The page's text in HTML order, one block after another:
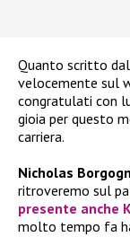
Quanto scritto
velocemente sul
congratulati con
gioia per questo
carriera.
Nicholas
ritroveremo sul
presente anche
molto tempo fa